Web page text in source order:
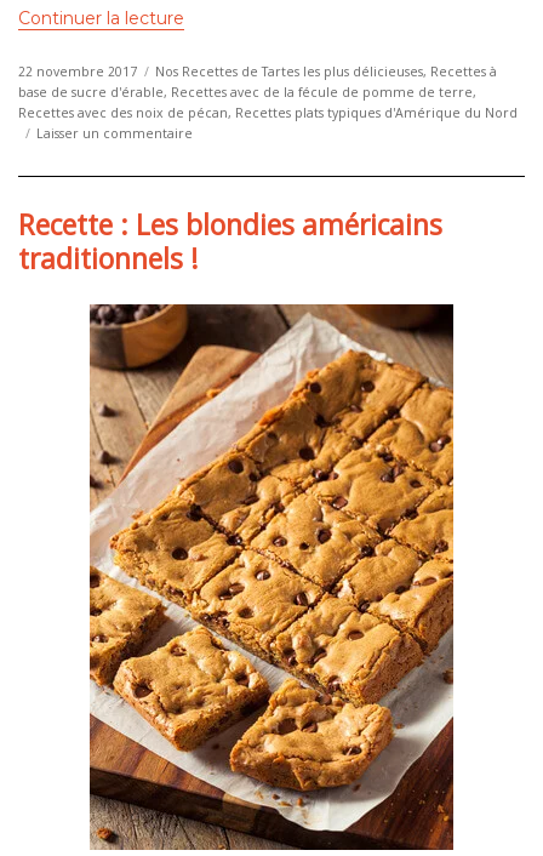
Continuer la lecture
Publié
le
22 novembre 2017 Catégories
Nos Recettes de Tartes les plus délicieuses, Recettes à
base de sucre d'érable, Recettes avec de la fécule de pomme de terre,
Recettes avec des noix de pécan, Recettes plats typiques d'Amérique du Nord
Laisser un commentaire
:
au
sirop
Recette : Les blondies américains
traditionnels !